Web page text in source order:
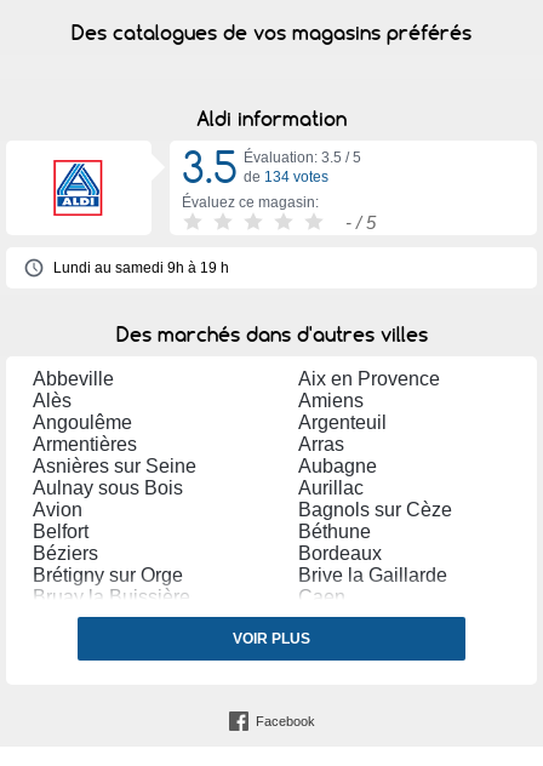
Des catalogues de vos magasins préférés
Aldi information
3.5 Évaluation: 3.5 /5
de 134 votes
Évaluez ce magasin:
- / 5
Lundi au samedi 9h à 19 h
Des marchés dans d'autres villes
Abbeville
Aix en Provence
Alès
Amiens
Angoulême
Argenteuil
Armentières
Arras
Asnières sur Seine
Aubagne
Aulnay sous Bois
Aurillac
Avion
Bagnols sur Cèze
Belfort
Béthune
Béziers
Bordeaux
Brétigny sur Orge
Brive la Gaillarde
Bruay la Buissière
Caen
Cambrai
Carpentras
Cavaillon
Cestas
Chalon sur Saône
Chelles (Seine et Marne)
VOIR PLUS
Facebook